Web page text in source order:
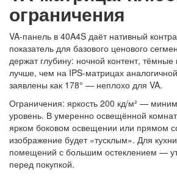
ограничения
VA-панель в 40A4S даёт нативный
показатель для базового ценового
держат глубину: ночной контент,
лучше, чем на IPS-матрицах
заявлены как 178° — неплохо для VA.
Ограничения: яркость 200 кд/м² —
уровень. В умеренно освещённой
ярком боковом освещении или прямом
изображение будет «тусклым». Для
помещений с большим остеклением —
перед покупкой.